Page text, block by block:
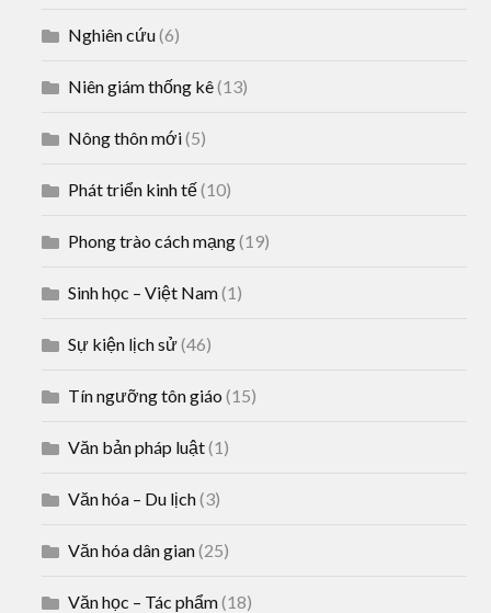
Nghiên cứu(6)
Niên giám thống kê(13)
Nông thôn mới(5)
Phát triển kinh tế(10)
Phong trào cách mạng(19)
Sinh học – Việt Nam(1)
Sự kiện lịch sử(46)
Tín ngưỡng tôn giáo (15)
Văn bản pháp luật(1)
Văn hóa – Du lịch(3)
Văn hóa dân gian(25)
Văn học – Tác phẩm(18)